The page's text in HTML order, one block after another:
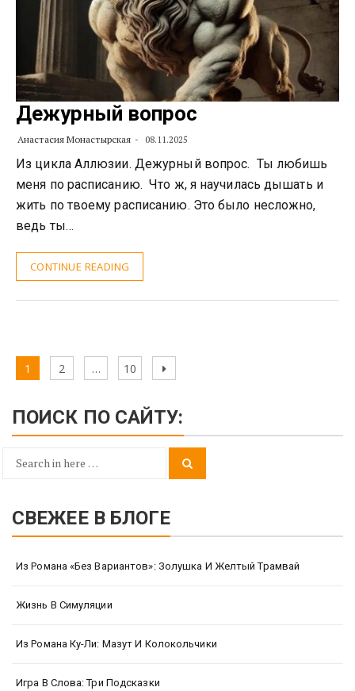
Дежурный вопрос
Анастасия Монастырская 08.11.2025
Из цикла Аллюзии. Дежурный вопрос. Ты любишь
меня по расписанию. Что ж, я научилась дышать и
жить по твоему расписанию. Это было несложно,
ведь ты…
CONTINUE READING
Навигация
записям
Page
1 Page
2 … Page
10
Next
ПОИСК ПО САЙТУ:
Search
СВЕЖЕЕ В БЛОГЕ
Из Романа «Без Вариантов»: Золушка И Желтый Трамвай
Жизнь В Симуляции
Из Романа Ку-Ли: Мазут И Колокольчики
Игра В Слова: Три Подсказки